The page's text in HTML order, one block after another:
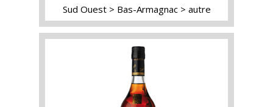
Sud Ouest Bas-Armagnac autre